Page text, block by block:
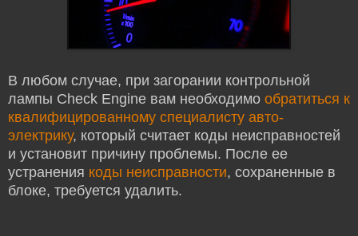
В любом случае, при загорании контрольной
лампы Check Engine вам необходимо обратиться к
квалифицированному специалисту авто-
электрику, который считает коды неисправностей
и установит причину проблемы. После ее
устранения коды неисправности, сохраненные в
блоке, требуется удалить.